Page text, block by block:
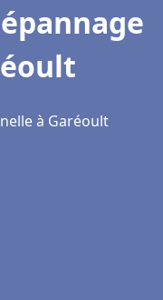
à Garéoult